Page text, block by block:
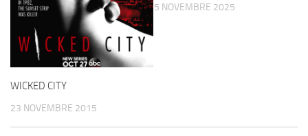
WICKED CITY
23 NOVEMBRE 2015
5 NOVEMBRE 2025